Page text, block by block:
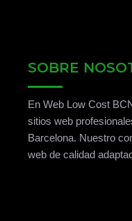
SOBRE
En Web Low Cost
sitios web
Barcelona. Nuestro
web de calidad